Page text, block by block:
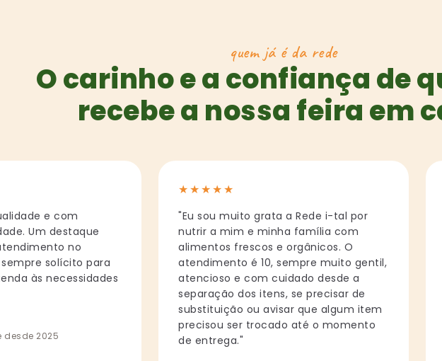
quem já é da rede
O carinho e a confiança de
recebe a nossa feira em
e com
Um destaque
no
solícito para
às necessidades
desde 2025
★★★★★
"Eu sou muito grata a Rede i-tal por
nutrir a mim e minha família com
alimentos frescos e orgânicos. O
atendimento é 10, sempre muito gentil,
atencioso e com cuidado desde a
separação dos itens, se precisar de
substituição ou avisar que algum item
precisou ser trocado até o momento
de entrega."